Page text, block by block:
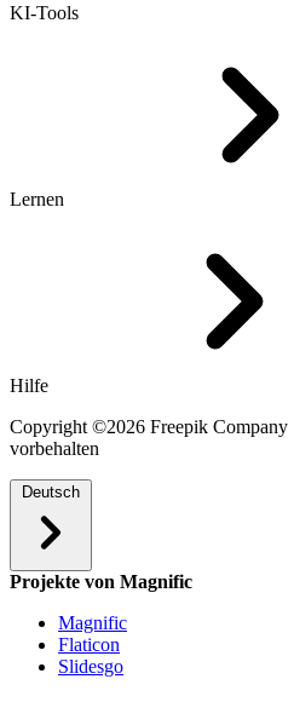
KI-Tools
Lernen
Hilfe
Copyright ©2026 Freepik
vorbehalten
Deutsch
Projekte von Magnific
Magnific
Flaticon
Slidesgo